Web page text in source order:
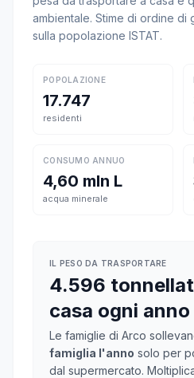
ambientale. Stime di ordine di
sulla popolazione ISTAT.
POPOLAZIONE
17.747
residenti
CONSUMO ANNUO
4,60 mln L
acqua minerale
IL PESO DA TRASPORTARE
4.596
casa ogni anno
Le famiglie di Arco
famiglia l'anno solo per
dal supermercato.